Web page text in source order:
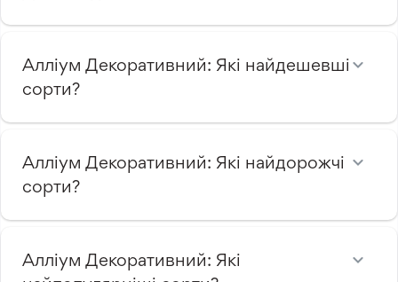
Алліум Декоративний: Які найдешевші
сорти?
Алліум Декоративний: Які найдорожчі
сорти?
Алліум Декоративний: Які